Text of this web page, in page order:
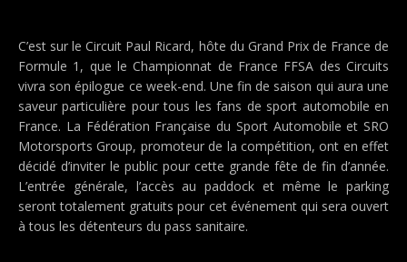
C’est sur le Circuit Paul Ricard, hôte du Grand Prix de France de
Formule 1, que le Championnat de France FFSA des Circuits
vivra son épilogue ce week-end. Une fin de saison qui aura une
saveur particulière pour tous les fans de sport automobile en
France. La Fédération Française du Sport Automobile et SRO
Motorsports Group, promoteur de la compétition, ont en effet
décidé d’inviter le public pour cette grande fête de fin d’année.
L’entrée générale, l’accès au paddock et même le parking
seront totalement gratuits pour cet événement qui sera ouvert
à tous les détenteurs du pass sanitaire.